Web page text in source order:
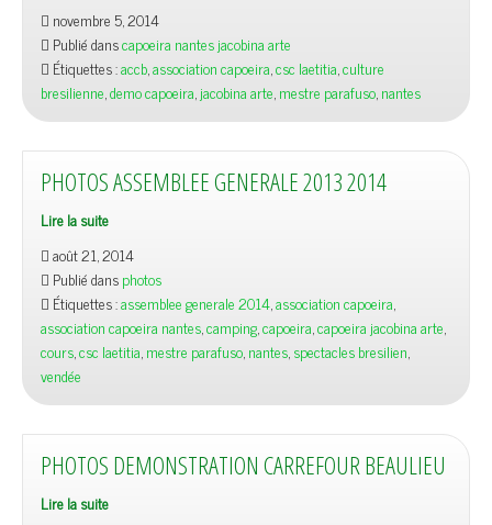
novembre 5, 2014
Publié danscapoeira nantes jacobina arte
Étiquettes :accb,association capoeira,csc laetitia,culture
bresilienne,demo capoeira,jacobina arte,mestre parafuso,nantes
PHOTOS ASSEMBLEE GENERALE 2013 2014
Lire la suite
août 21, 2014
Publié dansphotos
Étiquettes :assemblee generale 2014,association capoeira,
association capoeira nantes,camping,capoeira,capoeira jacobina arte,
cours,csc laetitia,mestre parafuso,nantes,spectacles bresilien,
vendée
PHOTOS DEMONSTRATION CARREFOUR BEAULIEU
Lire la suite